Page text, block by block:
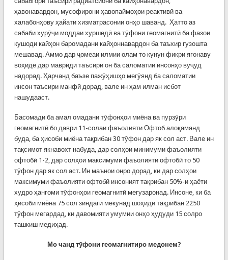
ҳавонавардон, мусофирони ҳавопаймоҳои реактивӣ ва
халабонҳову ҳайати хизматрасонии онҳо шаванд. Ҳатто аз
сабаби хурӯҷи моддаи хуршедӣ ва тӯфони геомагнитӣ ба фазои
кушоди кайҳон баромадани кайҳоннавардон ба таъхир гузошта
мешавад. Аммо дар ҷомеаи илмии олам то кунун фикри ягонаву
воҳиде дар мавриди таъсири он ба саломатии инсонҳо вуҷуд
надорад. Ҳарчанд баъзе пажӯҳишҳо мегӯянд ба саломатии
инсон таъсири манфӣ дорад, вале ин ҳам илман исбот
нашудааст.
Басомади ба амал омадани тӯфонҳои миёна ва пурзӯри
геомагнитӣ бо даври 11-солаи фаъолияти Офтоб алоқаманд
буда, ба ҳисоби миёна тақрибан 30 тӯфон дар як сол аст. Вале ин
тақсимот якнавохт набуда, дар солҳои минимуми фаъолияти
офтобӣ 1-2, дар солҳои максимуми фаъолияти офтобӣ то 50
тӯфон дар як сол аст. Ин маънои онро дорад, ки дар солҳои
максимуми фаъолияти офтобӣ инсоният тақрибан 50%-и ҳаёти
худро ҳангоми тӯфонҳои геомагнитӣ мегузаронад. Инсоне, ки ба
ҳисоби миёна 75 сол зиндагӣ мекунад шоҳиди тақрибан 2250
тӯфон мегардад, ки давомияти умумии онҳо ҳудуди 15 солро
ташкиш медиҳад.
Мо чанд тӯфони геомагнитиро медонем?